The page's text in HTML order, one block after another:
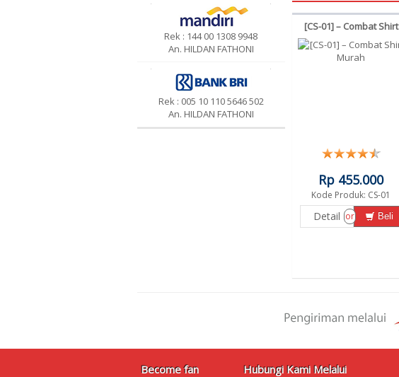
Rek : 144 00 1308 9948
An. HILDAN FATHONI
Rek : 005 10 110 5646 502
An. HILDAN FATHONI
[CS-01] – Combat Shirt
Murah
Rp 455.000
Kode Produk: CS-01
Detail or Beli
Become fan Hubungi Kami Melalui